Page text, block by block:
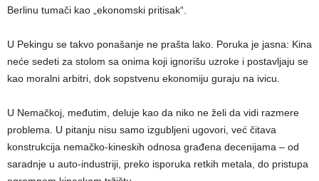
Berlinu tumači kao „ekonomski pritisak“.
U Pekingu se takvo ponašanje ne prašta lako. Poruka je jasna: Kina
neće sedeti za stolom sa onima koji ignorišu uzroke i postavljaju se
kao moralni arbitri, dok sopstvenu ekonomiju guraju na ivicu.
U Nemačkoj, međutim, deluje kao da niko ne želi da vidi razmere
problema. U pitanju nisu samo izgubljeni ugovori, već čitava
konstrukcija nemačko-kineskih odnosa građena decenijama – od
saradnje u auto-industriji, preko isporuka retkih metala, do pristupa